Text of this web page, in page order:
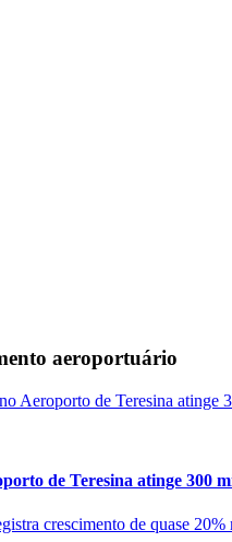
aeroportuário
de Teresina atinge 300
crescimento de quase